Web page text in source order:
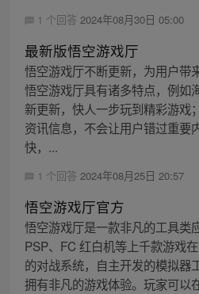
1 个回答 2024年08月30日 05:00
最新版悟空游戏厅
悟空游戏厅不断更新，为用户带
悟空游戏厅具有诸多特点，例如
新更新，快人一步玩到精彩游戏
资讯信息，不会让用户错过重要
快，...
1 个回答 2024年08月25日 20:57
悟空游戏厅官方
悟空游戏厅是一款非凡的工具类
PSP、FC 红白机等上千款游戏
的对战系统，自主开发的模拟器
拥有非凡的游戏体验。玩家可以